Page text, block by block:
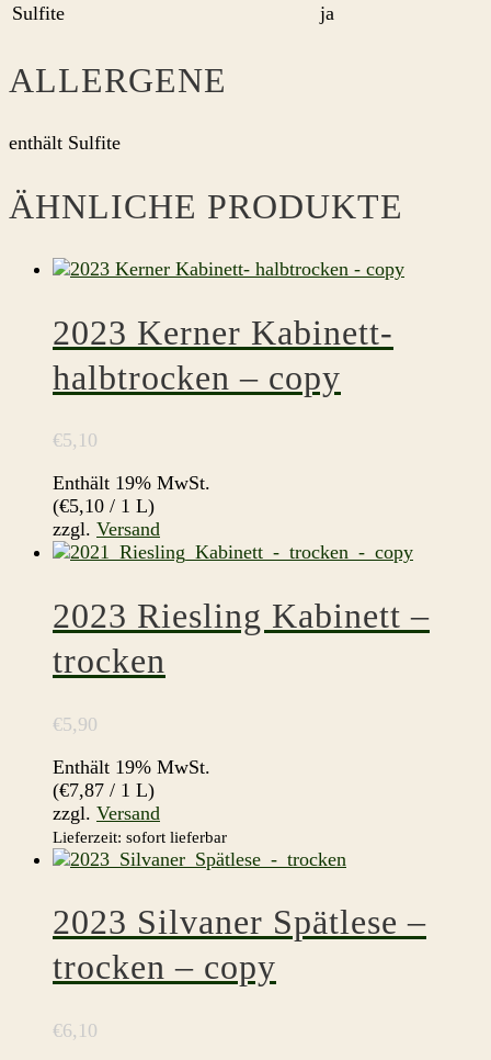
Sulfite ja
ALLERGENE
enthält Sulfite
ÄHNLICHE PRODUKTE
2023 Kerner Kabinett-
halbtrocken – copy
€5,10
Enthält 19% MwSt.
(€5,10 / 1 L)
zzgl. Versand
2023 Riesling Kabinett –
trocken
€5,90
Enthält 19% MwSt.
(€7,87 / 1 L)
zzgl. Versand
Lieferzeit: sofort lieferbar
2023 Silvaner Spätlese –
trocken – copy
€6,10